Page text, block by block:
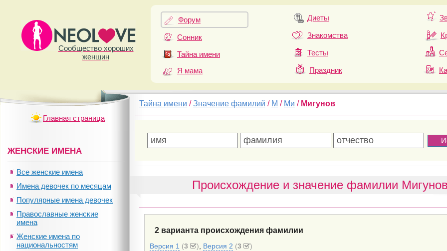
Сообщество хороших
женщин
Форум
Сонник
Тайна имени
Я мама
Диеты
Знакомства
Тесты
Праздник
Тайна имени /Значение фамилий / М / Ми / Мигунов
Происхождение и значение фамилии
2 варианта происхождения фамилии
Версия 1 (3 ), Версия 2 (3 )
Главная страница
ЖЕНСКИЕ ИМЕНА
Все женские имена
Имена девочек по месяцам
Популярные имена девочек
Православные женские
имена
Женские имена по
национальностям